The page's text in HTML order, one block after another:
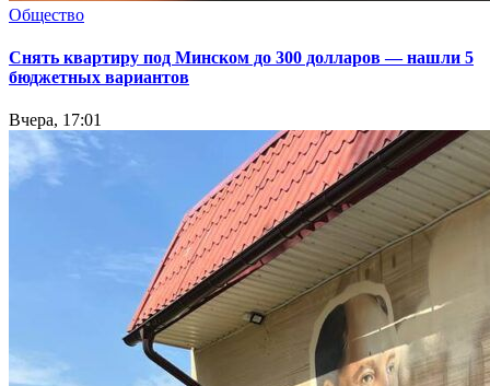
Общество
Снять квартиру под Минском до 300 долларов — нашли 5
бюджетных вариантов
Вчера, 17:01